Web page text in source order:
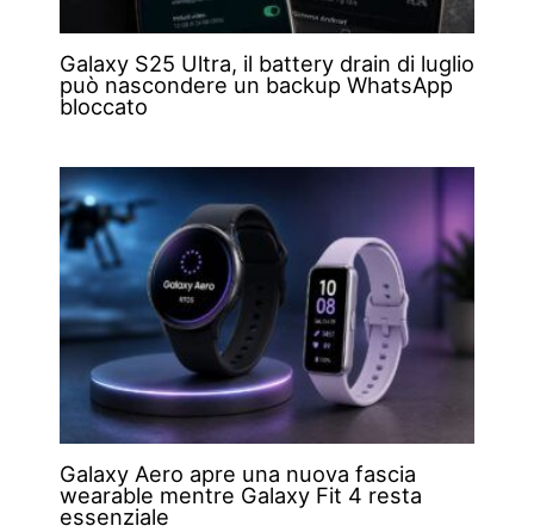
Galaxy S25 Ultra, il battery drain di luglio
può nascondere un backup WhatsApp
bloccato
Galaxy Aero apre una nuova fascia
wearable mentre Galaxy Fit 4 resta
essenziale